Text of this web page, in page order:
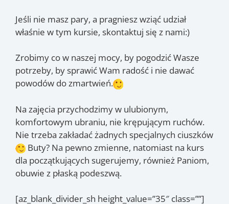
Jeśli nie masz pary, a pragniesz wziąć udział
właśnie w tym kursie, skontaktuj się z nami:)
Zrobimy co w naszej mocy, by pogodzić Wasze
potrzeby, by sprawić Wam radość i nie dawać
powodów do zmartwień.
Na zajęcia przychodzimy w ulubionym,
komfortowym ubraniu, nie krępującym ruchów.
Nie trzeba zakładać żadnych specjalnych ciuszków
Buty? Na pewno zmienne, natomiast na kurs
dla początkujących sugerujemy, również Paniom,
obuwie z płaską podeszwą.
[az_blank_divider_sh height_value=”35″ class=””]